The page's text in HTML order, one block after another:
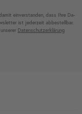
ein­ver­standen, dass Ihre Da­
ist jeder­zeit ab­bestel­lbar.
Daten­schutz­erklärung